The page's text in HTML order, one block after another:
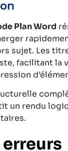
Plan Word
sujet. Les
facilitant la
un rendu